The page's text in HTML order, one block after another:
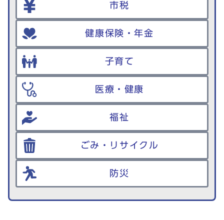
市税
健康保険・年金
子育て
医療・健康
福祉
ごみ・リサイクル
防災